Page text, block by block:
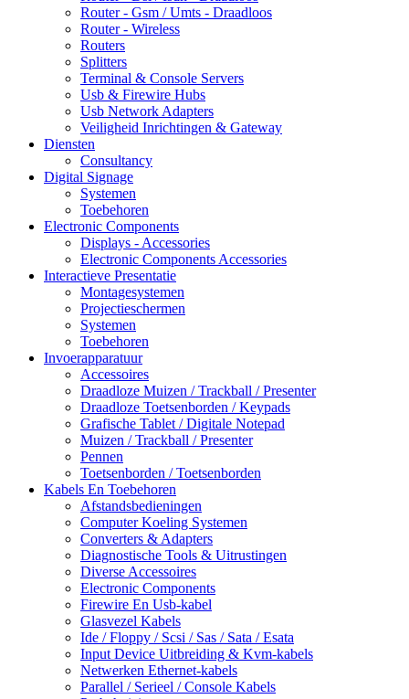
Router - Gsm / Umts - Draadloos
Router - Wireless
Routers
Splitters
Terminal & Console Servers
Usb & Firewire Hubs
Usb Network Adapters
Veiligheid Inrichtingen & Gateway
Diensten
Consultancy
Digital Signage
Systemen
Toebehoren
Electronic Components
Displays - Accessories
Electronic Components Accessories
Interactieve Presentatie
Montagesystemen
Projectieschermen
Systemen
Toebehoren
Invoerapparatuur
Accessoires
Draadloze Muizen / Trackball / Presenter
Draadloze Toetsenborden / Keypads
Grafische Tablet / Digitale Notepad
Muizen / Trackball / Presenter
Pennen
Toetsenborden / Toetsenborden
Kabels En Toebehoren
Afstandsbedieningen
Computer Koeling Systemen
Converters & Adapters
Diagnostische Tools & Uitrustingen
Diverse Accessoires
Electronic Components
Firewire En Usb-kabel
Glasvezel Kabels
Ide / Floppy / Scsi / Sas / Sata / Esata
Input Device Uitbreiding & Kvm-kabels
Netwerken Ethernet-kabels
Parallel / Serieel / Console Kabels